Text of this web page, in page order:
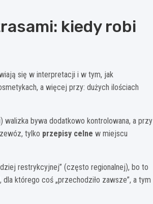
kiedy robi
się w interpretacji i w tym, jak
a więcej przy: dużych ilościach
walizka bywa dodatkowo kontrolowana, a przy
tylko przepisy celne w miejscu
restrykcyjnej” (często regionalnej), bo to
którego coś „przechodziło zawsze”, a tym